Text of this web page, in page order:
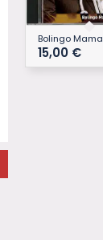
Bolingo Mama
15,00 €